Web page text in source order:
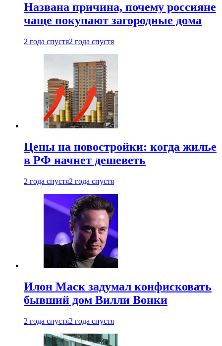
Названа причина, почему россияне
чаще покупают загородные дома
2 года спустя2 года спустя
Цены на новостройки: когда жилье
в РФ начнет дешеветь
2 года спустя2 года спустя
Илон Маск задумал конфисковать
бывший дом Вилли Вонки
2 года спустя2 года спустя